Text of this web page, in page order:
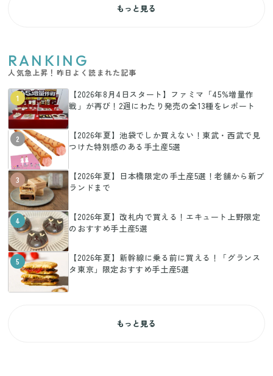
もっと見る
RANKING
人気急上昇！昨日よく読まれた記事
1
【2026年8月4日スタート】ファミマ「45%増量作
戦」が再び！2週にわたり発売の全13種をレポート
2
【2026年夏】池袋でしか買えない！東武・西武で見
つけた特別感のある手土産5選
3
【2026年夏】日本橋限定の手土産5選！老舗から新ブ
ランドまで
4
【2026年夏】改札内で買える！エキュート上野限定
のおすすめ手土産5選
5
【2026年夏】新幹線に乗る前に買える！「グランス
タ東京」限定おすすめ手土産5選
もっと見る